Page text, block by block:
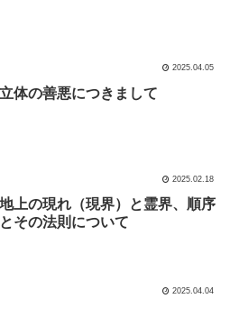
2025.04.05
立体の善悪につきまして
2025.02.18
地上の現れ（現界）と霊界、順序
とその法則について
2025.04.04